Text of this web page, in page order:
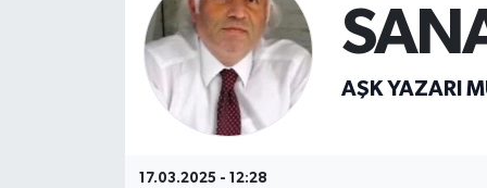
AŞK YAZARI
17.03.2025 - 12:28